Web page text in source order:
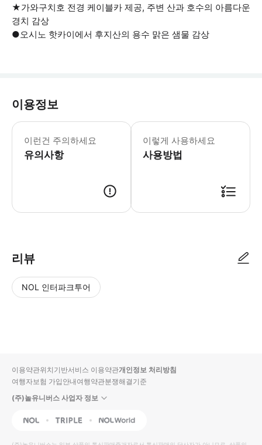
★가와구치호 전경 케이블카 제공, 주변 산과 호수의 아름다운
경치 감상
●오시노 핫카이에서 후지산의 용수 맑은 샘물 감상
이용정보
이런건 주의하세요
유의사항
18세 미만은 보호자 동반 하에 참여
이렇게 사용하세요
사용방법
리뷰
NOL 인터파크투어
입니
다.
높
동
순
상
이용약관위치기반서비스 이용약관개인정보 처리방침
여행자보험 가입안내여행약관분쟁해결기준
(주)놀유니버스 사업자 정보
NOL Triple Interpark Global